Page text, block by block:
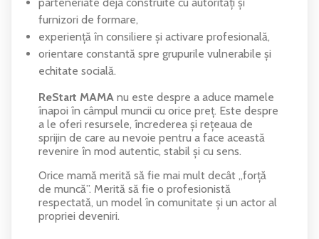
furnizori de formare,
experiență în consiliere și activare profesională,
orientare constantă spre grupurile vulnerabile și
echitate socială.
ReStart MAMA nu este despre a aduce mamele
înapoi în câmpul muncii cu orice preț. Este despre
a le oferi resursele, încrederea și rețeaua de
sprijin de care au nevoie pentru a face această
revenire în mod autentic, stabil și cu sens.
Orice mamă merită să fie mai mult decât „forță
de muncă”. Merită să fie o profesionistă
respectată, un model în comunitate și un actor al
propriei deveniri.